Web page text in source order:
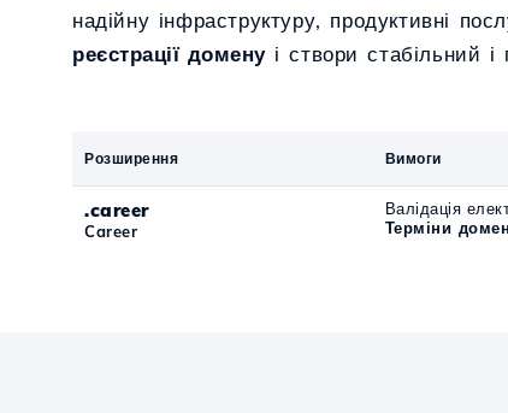
надійну інфраструктуру, продуктивні
реєстрації доменуі створи стабільний і
Розширення Вимоги
.career
Career
Валідація
Терміни